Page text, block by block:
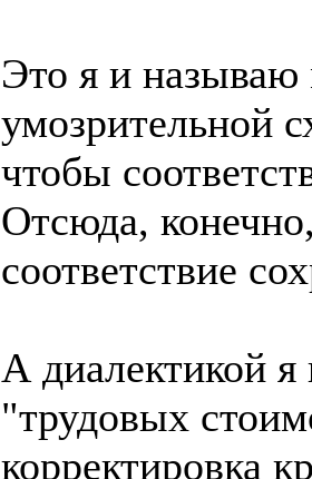
Это я и называю
умозрительной
чтобы
Отсюда,
соответствие
А диалектикой я
"трудовых
корректировка